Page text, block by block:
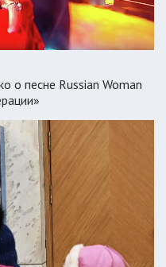
о песне Russian Woman